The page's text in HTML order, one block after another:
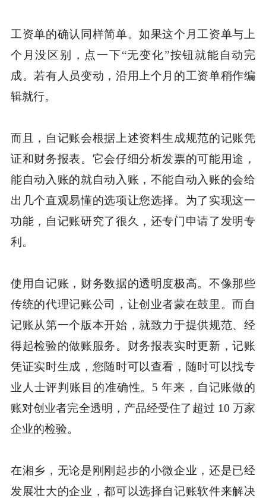
工资单的确认同样简单。如果这个月工资单与上
个月没区别，点一下“无变化”按钮就能自动完
成。若有人员变动，沿用上个月的工资单稍作编
辑就行。
而且，自记账会根据上述资料生成规范的记账凭
证和财务报表。它会仔细分析发票的可能用途，
能自动入账的就自动入账，不能自动入账的会给
出几个直观易懂的选项让您选择。为了实现这一
功能，自记账研究了很久，还专门申请了发明专
利。
使用自记账，财务数据的透明度极高。不像那些
传统的代理记账公司，让创业者蒙在鼓里。而自
记账从第一个版本开始，就致力于提供规范、经
得起检验的做账服务。财务报表实时更新，记账
凭证实时生成，您随时可以查看，随时可以找专
业人士评判账目的准确性。5 年来，自记账做的
账对创业者完全透明，产品经受住了超过 10 万家
企业的检验。
在湘乡，无论是刚刚起步的小微企业，还是已经
发展壮大的企业，都可以选择自记账软件来解决